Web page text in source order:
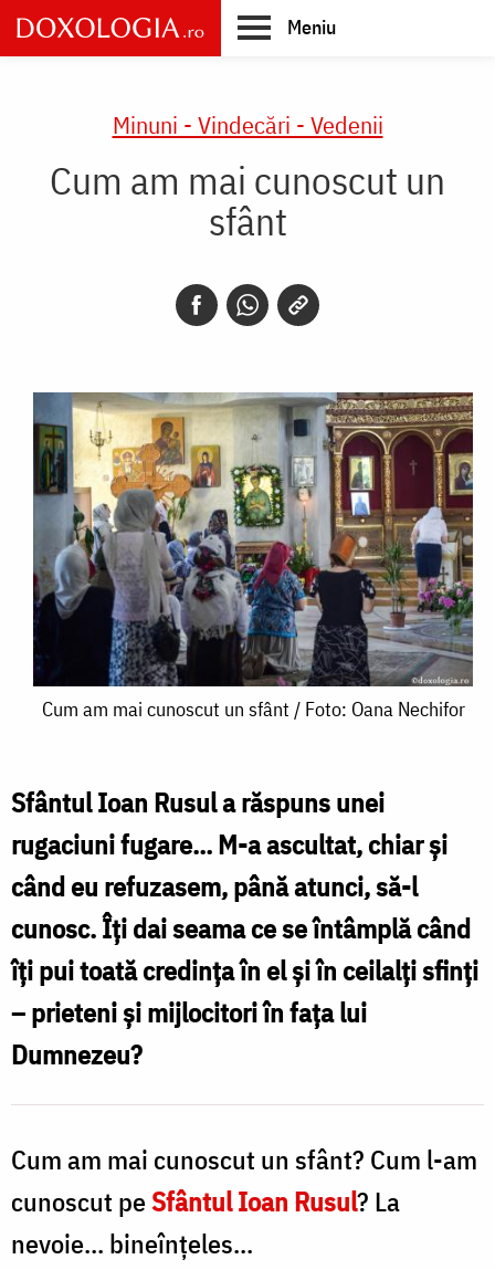
Skip
to
main
Meniu
Minuni - Vindecări - Vedenii
Cum am mai cunoscut un
sfânt
Cum
mai
cunoscut
un
sfânt
/
Foto:
Oana
Nechifor
Cum am mai cunoscut un sfânt / Foto: Oana Nechifor
Sfântul Ioan Rusul a răspuns unei
rugaciuni fugare… M-a ascultat, chiar și
când eu refuzasem, până atunci, să-l
cunosc. Îți dai seama ce se întâmplă când
îți pui toată credința în el și în ceilalți sfinți
– prieteni și mijlocitori în fața lui
Dumnezeu?
Cum am mai cunoscut un sfânt? Cum l-am
cunoscut peSfântul Ioan Rusul? La
nevoie... bineînțeles...